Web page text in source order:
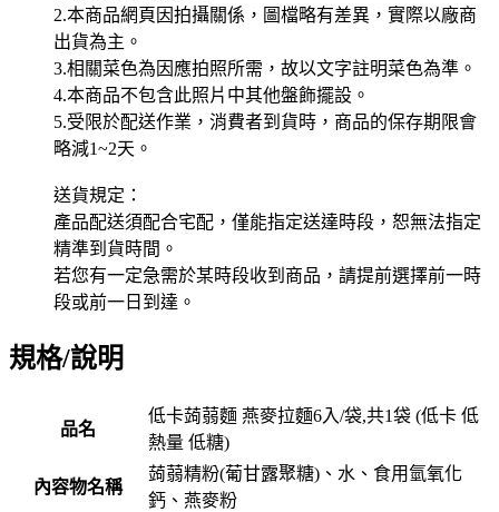
2.本商品網頁因拍攝關係，圖檔略有差異，實際以廠商
出貨為主。
3.相關菜色為因應拍照所需，故以文字註明菜色為準。
4.本商品不包含此照片中其他盤飾擺設。
5.受限於配送作業，消費者到貨時，商品的保存期限會
略減1~2天。
送貨規定：
產品配送須配合宅配，僅能指定送達時段，恕無法指定
精準到貨時間。
若您有一定急需於某時段收到商品，請提前選擇前一時
段或前一日到達。
規格/說明
品名
低卡蒟蒻麵 燕麥拉麵6入/袋,共1袋 (低卡 低
熱量 低糖)
內容物名稱
蒟蒻精粉(葡甘露聚糖)、水、食用氫氧化
鈣、燕麥粉